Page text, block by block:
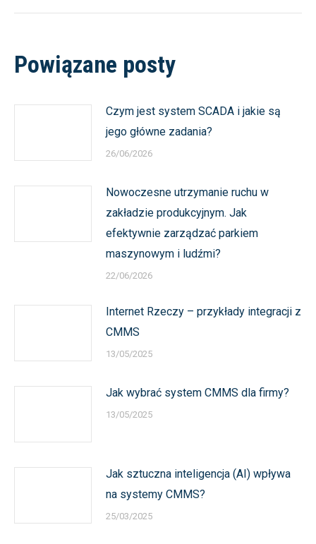
Powiązane posty
Czym jest system SCADA i jakie są
jego główne zadania?
26/06/2026
Nowoczesne utrzymanie ruchu w
zakładzie produkcyjnym. Jak
efektywnie zarządzać parkiem
maszynowym i ludźmi?
22/06/2026
Internet Rzeczy – przykłady integracji z
CMMS
13/05/2025
Jak wybrać system CMMS dla firmy?
13/05/2025
Jak sztuczna inteligencja (AI) wpływa
na systemy CMMS?
25/03/2025